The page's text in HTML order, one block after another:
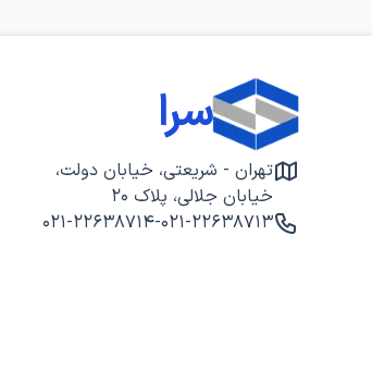
سرا
تهران - شریعتی، خیابان دولت،
خیابان جلالی، پلاک ۲۰
۰۲۱-۲۲۶۳۸۷۱۳-۰۲۱-۲۲۶۳۸۷۱۴